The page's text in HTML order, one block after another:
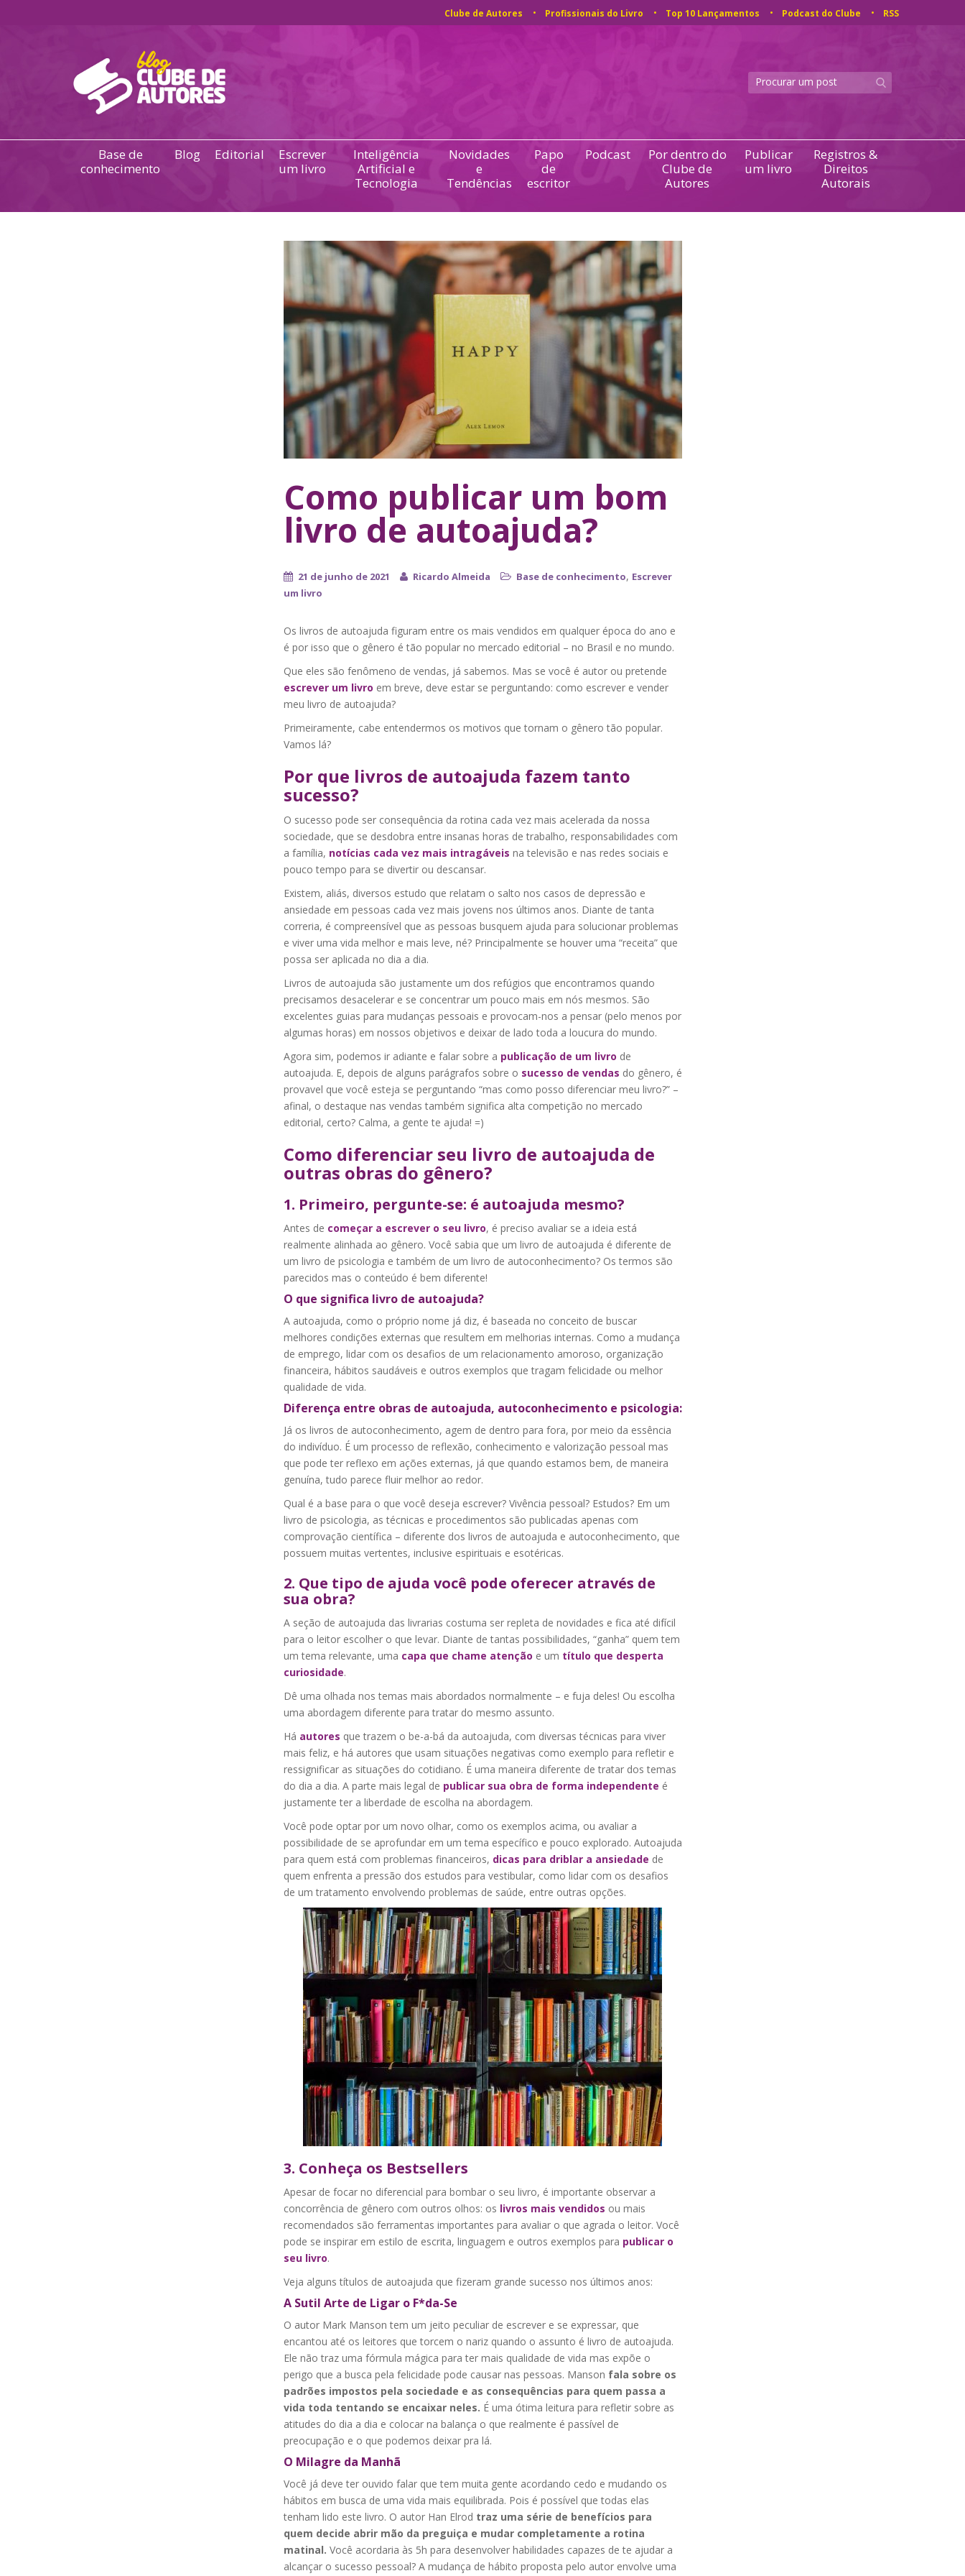
Clube de Autores Profissionais do Livro Top 10 Lançamentos Podcast do Clube RSS
Base de
conhecimento
Blog Editorial
Escrever
um livro
Inteligência
Artificial e
Tecnologia
Novidades
e
Tendências
Papo
de
escritor
Podcast
Por dentro do
Clube de
Autores
Publicar
um livro
Registros &
Direitos
Autorais
Como publicar um bom
livro de autoajuda?
21 de junho de 2021 Ricardo Almeida Base de conhecimento, Escrever
um livro
Os livros de autoajuda figuram entre os mais vendidos em qualquer época do ano e
é por isso que o gênero é tão popular no mercado editorial – no Brasil e no mundo.
Que eles são fenômeno de vendas, já sabemos. Mas se você é autor ou pretende
escrever um livro em breve, deve estar se perguntando: como escrever e vender
meu livro de autoajuda?
Primeiramente, cabe entendermos os motivos que tornam o gênero tão popular.
Vamos lá?
Por que livros de autoajuda fazem tanto
sucesso?
O sucesso pode ser consequência da rotina cada vez mais acelerada da nossa
sociedade, que se desdobra entre insanas horas de trabalho, responsabilidades com
a família, notícias cada vez mais intragáveis na televisão e nas redes sociais e
pouco tempo para se divertir ou descansar.
Existem, aliás, diversos estudo que relatam o salto nos casos de depressão e
ansiedade em pessoas cada vez mais jovens nos últimos anos. Diante de tanta
correria, é compreensível que as pessoas busquem ajuda para solucionar problemas
e viver uma vida melhor e mais leve, né? Principalmente se houver uma “receita” que
possa ser aplicada no dia a dia.
Livros de autoajuda são justamente um dos refúgios que encontramos quando
precisamos desacelerar e se concentrar um pouco mais em nós mesmos. São
excelentes guias para mudanças pessoais e provocam-nos a pensar (pelo menos por
algumas horas) em nossos objetivos e deixar de lado toda a loucura do mundo.
Agora sim, podemos ir adiante e falar sobre a publicação de um livro de
autoajuda. E, depois de alguns parágrafos sobre o sucesso de vendas do gênero, é
provavel que você esteja se perguntando “mas como posso diferenciar meu livro?” –
afinal, o destaque nas vendas também significa alta competição no mercado
editorial, certo? Calma, a gente te ajuda! =)
Como diferenciar seu livro de autoajuda de
outras obras do gênero?
1. Primeiro, pergunte-se: é autoajuda mesmo?
Antes de começar a escrever o seu livro, é preciso avaliar se a ideia está
realmente alinhada ao gênero. Você sabia que um livro de autoajuda é diferente de
um livro de psicologia e também de um livro de autoconhecimento? Os termos são
parecidos mas o conteúdo é bem diferente!
O que significa livro de autoajuda?
A autoajuda, como o próprio nome já diz, é baseada no conceito de buscar
melhores condições externas que resultem em melhorias internas. Como a mudança
de emprego, lidar com os desafios de um relacionamento amoroso, organização
financeira, hábitos saudáveis e outros exemplos que tragam felicidade ou melhor
qualidade de vida.
Diferença entre obras de autoajuda, autoconhecimento e psicologia:
Já os livros de autoconhecimento, agem de dentro para fora, por meio da essência
do indivíduo. É um processo de reflexão, conhecimento e valorização pessoal mas
que pode ter reflexo em ações externas, já que quando estamos bem, de maneira
genuína, tudo parece fluir melhor ao redor.
Qual é a base para o que você deseja escrever? Vivência pessoal? Estudos? Em um
livro de psicologia, as técnicas e procedimentos são publicadas apenas com
comprovação científica – diferente dos livros de autoajuda e autoconhecimento, que
possuem muitas vertentes, inclusive espirituais e esotéricas.
2. Que tipo de ajuda você pode oferecer através de
sua obra?
A seção de autoajuda das livrarias costuma ser repleta de novidades e fica até difícil
para o leitor escolher o que levar. Diante de tantas possibilidades, “ganha” quem tem
um tema relevante, uma capa que chame atenção e um título que desperta
curiosidade.
Dê uma olhada nos temas mais abordados normalmente – e fuja deles! Ou escolha
uma abordagem diferente para tratar do mesmo assunto.
Há autores que trazem o be-a-bá da autoajuda, com diversas técnicas para viver
mais feliz, e há autores que usam situações negativas como exemplo para refletir e
ressignificar as situações do cotidiano. É uma maneira diferente de tratar dos temas
do dia a dia. A parte mais legal de publicar sua obra de forma independente é
justamente ter a liberdade de escolha na abordagem.
Você pode optar por um novo olhar, como os exemplos acima, ou avaliar a
possibilidade de se aprofundar em um tema específico e pouco explorado. Autoajuda
para quem está com problemas financeiros, dicas para driblar a ansiedade de
quem enfrenta a pressão dos estudos para vestibular, como lidar com os desafios
de um tratamento envolvendo problemas de saúde, entre outras opções.
3. Conheça os Bestsellers
Apesar de focar no diferencial para bombar o seu livro, é importante observar a
concorrência de gênero com outros olhos: os livros mais vendidos ou mais
recomendados são ferramentas importantes para avaliar o que agrada o leitor. Você
pode se inspirar em estilo de escrita, linguagem e outros exemplos para publicar o
seu livro.
Veja alguns títulos de autoajuda que fizeram grande sucesso nos últimos anos:
A Sutil Arte de Ligar o F*da-Se
O autor Mark Manson tem um jeito peculiar de escrever e se expressar, que
encantou até os leitores que torcem o nariz quando o assunto é livro de autoajuda.
Ele não traz uma fórmula mágica para ter mais qualidade de vida mas expõe o
perigo que a busca pela felicidade pode causar nas pessoas. Manson fala sobre os
padrões impostos pela sociedade e as consequências para quem passa a
vida toda tentando se encaixar neles. É uma ótima leitura para refletir sobre as
atitudes do dia a dia e colocar na balança o que realmente é passível de
preocupação e o que podemos deixar pra lá.
O Milagre da Manhã
Você já deve ter ouvido falar que tem muita gente acordando cedo e mudando os
hábitos em busca de uma vida mais equilibrada. Pois é possível que todas elas
tenham lido este livro. O autor Han Elrod traz uma série de benefícios para
quem decide abrir mão da preguiça e mudar completamente a rotina
matinal. Você acordaria às 5h para desenvolver habilidades capazes de te ajudar a
alcançar o sucesso pessoal? A mudança de hábito proposta pelo autor envolve uma